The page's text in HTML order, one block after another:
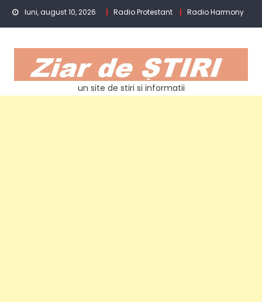
Skip
luni, august 10, 2026 Radio Protestant Radio Harmony
un site de stiri si informatii